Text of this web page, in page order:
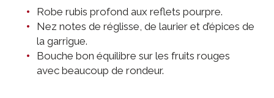
Robe rubis profond aux reflets pourpre.
Nez notes de réglisse, de laurier et d’épices de
la garrigue.
Bouche bon équilibre sur les fruits rouges
avec beaucoup de rondeur.